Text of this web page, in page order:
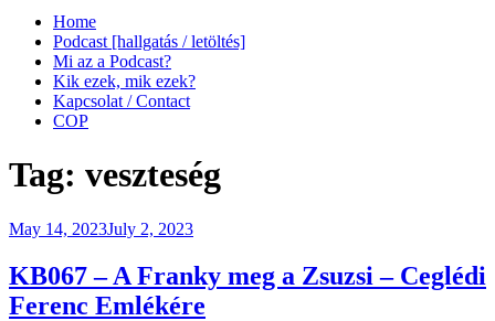
Home
Podcast [hallgatás / letöltés]
Mi az a Podcast?
Kik ezek, mik ezek?
Kapcsolat / Contact
COP
Tag: veszteség
Posted
May 14, 2023July 2, 2023
KB067 – A Franky meg a Zsuzsi – Ceglédi
Ferenc Emlékére